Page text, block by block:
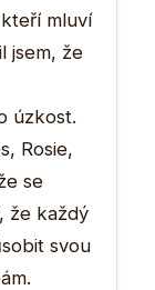
mluví
jsem, že
úzkost.
Rosie,
se
že každý
svou